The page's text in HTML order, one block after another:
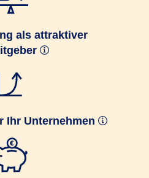
als attraktiver
Ihr Unternehmen